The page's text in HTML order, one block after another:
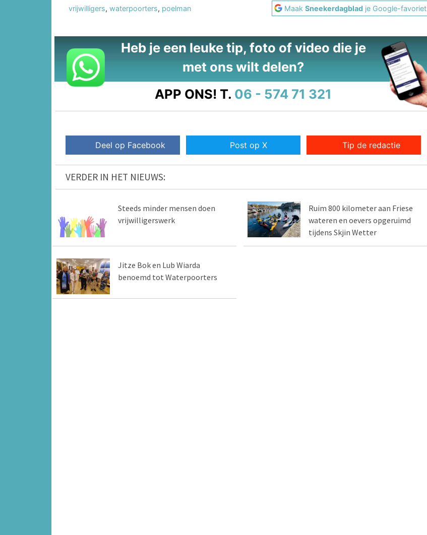
vrijwilligers, waterpoorters, poelman MaakSneekerdagblad je Google-favoriet
Heb je een leuke tip, foto of video die je
met ons wilt delen?
APP ONS! T. 06 - 574 71 321
Deel op Facebook Post op X Tip de redactie
VERDER IN HET NIEUWS:
Steeds minder mensen doen
vrijwilligerswerk
Ruim 800 kilometer aan Friese
wateren en oevers opgeruimd
tijdens Skjin Wetter
Jitze Bok en Lub Wiarda
benoemd tot Waterpoorters